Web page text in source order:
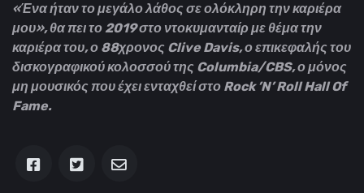
«Ένα ήταν το μεγάλο λάθος σε ολόκληρη την καριέρα
μου», θα πει το 2019 στο ντοκυμανταίρ με θέμα την
καριέρα του, ο 88χρονος Clive Davis, ο επικεφαλής του
δισκογραφικού κολοσσού της Columbia/CBS, ο μόνος
μη μουσικός που έχει ενταχθεί στο Rock ’N’ Roll Hall Of
Fame.